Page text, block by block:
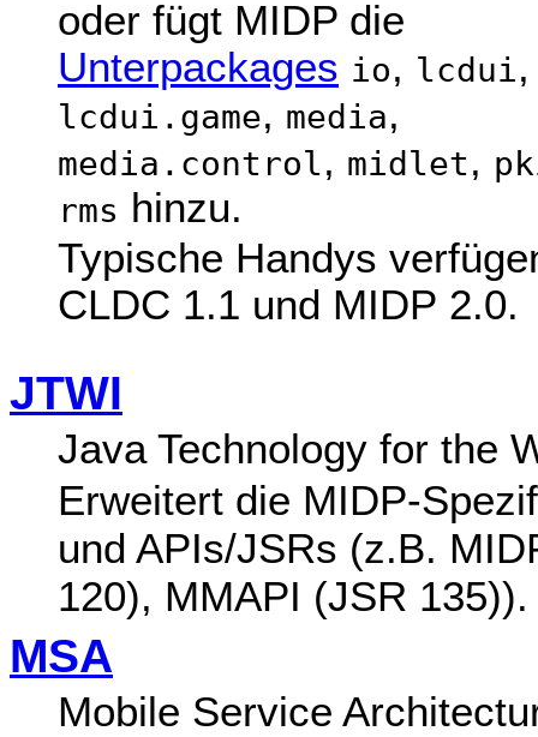
oder fügt MIDP die
Unterpackages io, lcdui,
lcdui.game, media,
media.control, midlet,
rms hinzu.
Typische Handys
CLDC 1.1 und MIDP 2.0.
JTWI
Java Technology for the
Erweitert die MIDP-
und APIs/JSRs (z.B.
120), MMAPI (JSR 135)).
MSA
Mobile Service